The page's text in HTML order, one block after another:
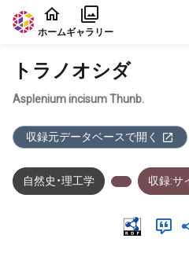
本文に飛ぶ
ホームギャラリー
トラノオシダ
Asplenium incisum Thunb.
収録元データベースで開く
自然史・理工学 収録:サ